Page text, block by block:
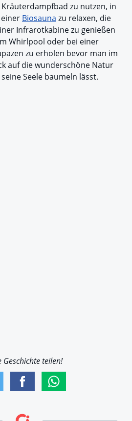
zu nutzen, in
Biosauna zu relaxen, die
Infrarotkabine zu genießen
Whirlpool oder bei einer
zu erholen bevor man im
auf die wunderschöne Natur
Seele baumeln lässt.
Geschichte teilen!